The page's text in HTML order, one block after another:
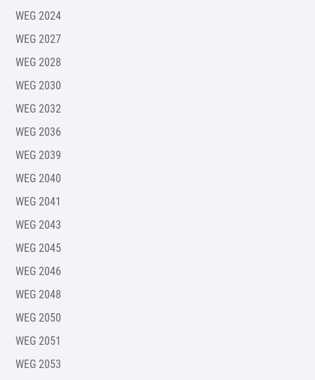
WEG 2024
WEG 2027
WEG 2028
WEG 2030
WEG 2032
WEG 2036
WEG 2039
WEG 2040
WEG 2041
WEG 2043
WEG 2045
WEG 2046
WEG 2048
WEG 2050
WEG 2051
WEG 2053